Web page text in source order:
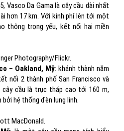
Vasco Da Gama là cây cầu dài nhất
hơn 17 km. Với kinh phí lên tới một
thông trọng yếu, kết nối hai miền
Photography/Flickr.
– Oakland, Mỹ: khánh thành năm
nối 2 thành phố San Francisco và
cây cầu là trục tháp cao tới 160 m,
hệ thống đèn lung linh.
MacDonald.